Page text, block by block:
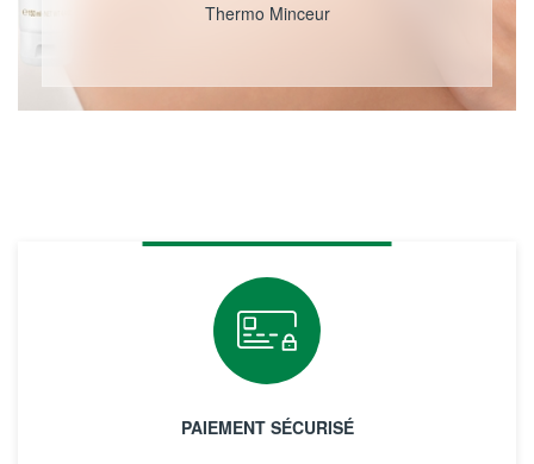
Thermo Minceur
PAIEMENT SÉCURISÉ